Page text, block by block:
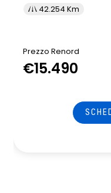
42.254 Km
Prezzo Renord
€15.490